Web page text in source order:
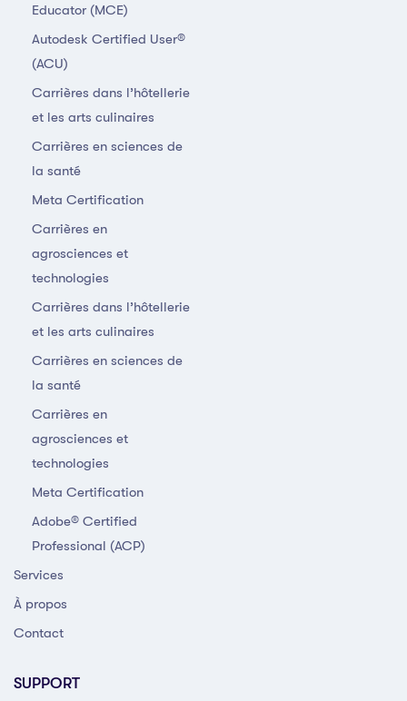
Educator (MCE)
Autodesk Certified User®
(ACU)
Carrières dans l’hôtellerie
et les arts culinaires
Carrières en sciences de
la santé
Meta Certification
Carrières en
agrosciences et
technologies
Carrières dans l’hôtellerie
et les arts culinaires
Carrières en sciences de
la santé
Carrières en
agrosciences et
technologies
Meta Certification
Adobe® Certified
Professional (ACP)
Services
À propos
Contact
SUPPORT